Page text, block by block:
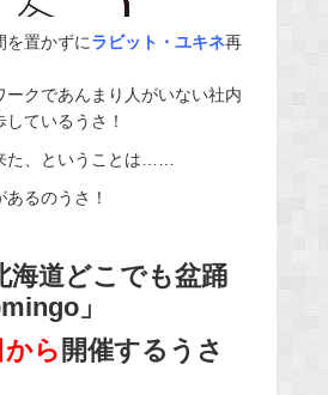
を置かずにラビット・ユキネ再
ークであんまり人がいない社内
ているうさ！
た、ということは……
るのうさ！
海道どこでも盆踊
」
ら 開催するうさ